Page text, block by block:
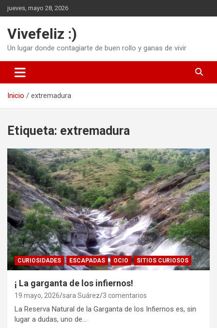
Saltar
al
jueves, mayo 28, 2026
Vivefeliz :)
Un lugar donde contagiarte de buen rollo y ganas de vivir
Inicio extremadura
Etiqueta: extremadura
CURIOSIDADES ESCAPADAS OCIO SITIOS CURIOSOS
¡ La garganta de los infiernos!
19 mayo, 2026 sara Suárez 3 comentarios
La Reserva Natural de la Garganta de los Infiernos es, sin
lugar a dudas, uno de…